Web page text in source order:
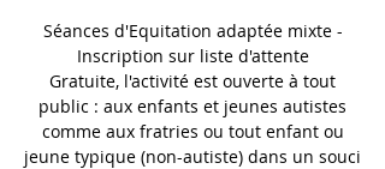
Séances d'Equitation adaptée mixte -
Inscription sur liste d'attente
Gratuite, l'activité est ouverte à tout
public : aux enfants et jeunes autistes
comme aux fratries ou tout enfant ou
jeune typique (non-autiste) dans un souci